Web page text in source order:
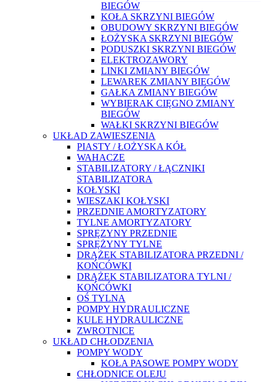
BIEGÓW
KOŁA SKRZYNI BIEGÓW
OBUDOWY SKRZYNI BIEGÓW
ŁOŻYSKA SKRZYNI BIEGÓW
PODUSZKI SKRZYNI BIEGÓW
ELEKTROZAWORY
LINKI ZMIANY BIEGÓW
LEWAREK ZMIANY BIEGÓW
GAŁKA ZMIANY BIEGÓW
WYBIERAK CIĘGNO ZMIANY
BIEGÓW
WAŁKI SKRZYNI BIEGÓW
UKŁAD ZAWIESZENIA
PIASTY / ŁOŻYSKA KÓŁ
WAHACZE
STABILIZATORY / ŁĄCZNIKI
STABILIZATORA
KOŁYSKI
WIESZAKI KOŁYSKI
PRZEDNIE AMORTYZATORY
TYLNE AMORTYZATORY
SPRĘZYNY PRZEDNIE
SPRĘŻYNY TYLNE
DRĄŻEK STABILIZATORA PRZEDNI /
KOŃCÓWKI
DRĄŻEK STABILIZATORA TYLNI /
KOŃCÓWKI
OŚ TYLNA
POMPY HYDRAULICZNE
KULE HYDRAULICZNE
ZWROTNICE
UKŁAD CHŁODZENIA
POMPY WODY
KOŁA PASOWE POMPY WODY
CHŁODNICE OLEJU